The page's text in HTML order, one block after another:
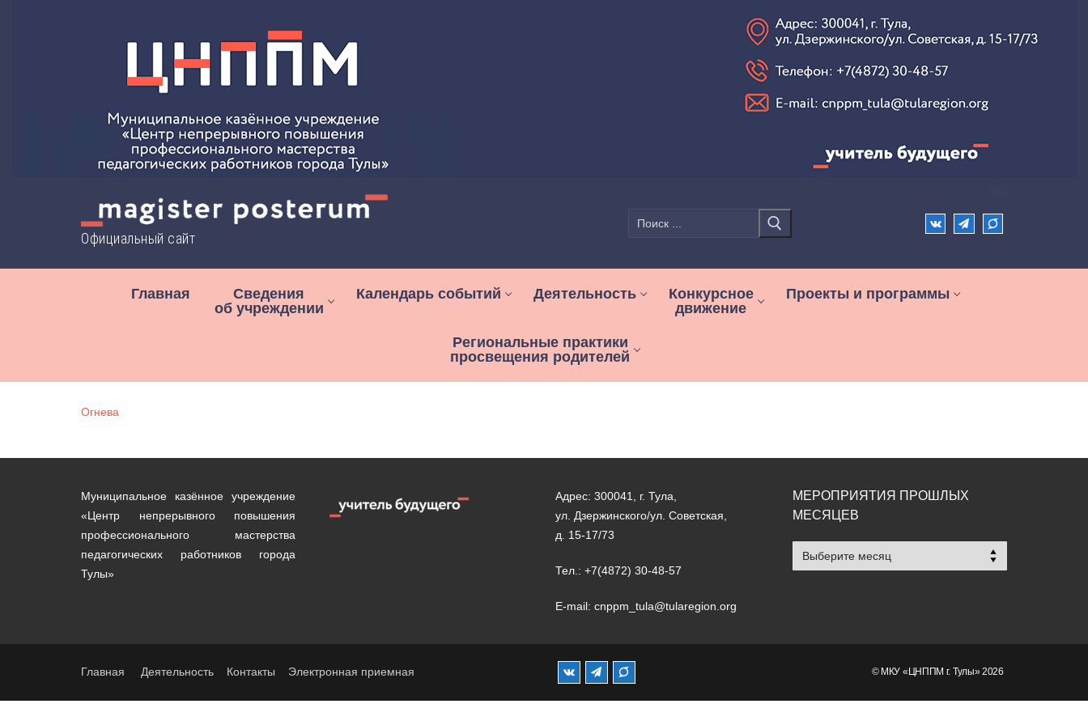
Официальный сайт
Найти:
Главная
Сведения
об учреждении
Календарь событий Деятельность
Конкурсное
движение
Проекты и программы
Региональные практики
просвещения родителей
Огнева
Муниципальное казённое учреждение
«Центр непрерывного повышения
профессионального мастерства
педагогических работников города
Тулы»
Адрес: 300041, г. Тула,
ул. Дзержинского/ул. Советская,
д. 15-17/73
Тел.: +7(4872) 30-48-57
E-mail: cnppm_tula@tularegion.org
МЕРОПРИЯТИЯ ПРОШЛЫХ
МЕСЯЦЕВ
Мероприятия
прошлых
Главная Деятельность Контакты Электронная приемная © МКУ «ЦНППМ г. Тулы» 2026